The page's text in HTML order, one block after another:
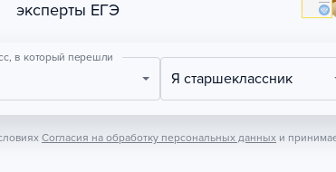
эксперты ЕГЭ
в который перешли
Я старшеклассник
Согласия на обработку персональных данных и